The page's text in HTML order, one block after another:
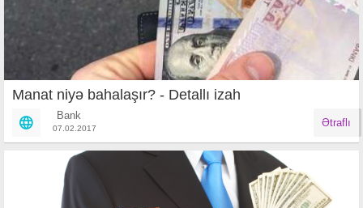
Manat niyə bahalaşır? - Detallı izah
Bank
07.02.2017 Ətraflı